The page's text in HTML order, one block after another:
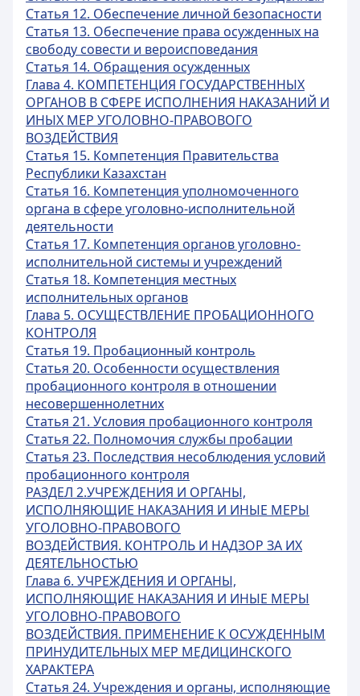
Статья 12. Обеспечение личной безопасности
Статья 13. Обеспечение права осужденных на
свободу совести и вероисповедания
Статья 14. Обращения осужденных
Глава 4. КОМПЕТЕНЦИЯ ГОСУДАРСТВЕННЫХ
ОРГАНОВ В СФЕРЕ ИСПОЛНЕНИЯ НАКАЗАНИЙ И
ИНЫХ МЕР УГОЛОВНО-ПРАВОВОГО
ВОЗДЕЙСТВИЯ
Статья 15. Компетенция Правительства
Республики Казахстан
Статья 16. Компетенция уполномоченного
органа в сфере уголовно-исполнительной
деятельности
Статья 17. Компетенция органов уголовно-
исполнительной системы и учреждений
Статья 18. Компетенция местных
исполнительных органов
Глава 5. ОСУЩЕСТВЛЕНИЕ ПРОБАЦИОННОГО
КОНТРОЛЯ
Статья 19. Пробационный контроль
Статья 20. Особенности осуществления
пробационного контроля в отношении
несовершеннолетних
Статья 21. Условия пробационного контроля
Статья 22. Полномочия службы пробации
Статья 23. Последствия несоблюдения условий
пробационного контроля
РАЗДЕЛ 2.УЧРЕЖДЕНИЯ И ОРГАНЫ,
ИСПОЛНЯЮЩИЕ НАКАЗАНИЯ И ИНЫЕ МЕРЫ
УГОЛОВНО-ПРАВОВОГО
ВОЗДЕЙСТВИЯ. КОНТРОЛЬ И НАДЗОР ЗА ИХ
ДЕЯТЕЛЬНОСТЬЮ
Глава 6. УЧРЕЖДЕНИЯ И ОРГАНЫ,
ИСПОЛНЯЮЩИЕ НАКАЗАНИЯ И ИНЫЕ МЕРЫ
УГОЛОВНО-ПРАВОВОГО
ВОЗДЕЙСТВИЯ. ПРИМЕНЕНИЕ К ОСУЖДЕННЫМ
ПРИНУДИТЕЛЬНЫХ МЕР МЕДИЦИНСКОГО
ХАРАКТЕРА
Статья 24. Учреждения и органы, исполняющие